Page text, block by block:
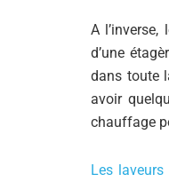
A l’inverse,
d’une
dans toute
avoir
chauffage
Les laveurs